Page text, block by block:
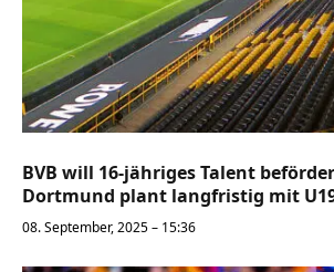
BVB will 16-jähriges Talent
Dortmund plant langfristig mit
08. September, 2025 – 15:36